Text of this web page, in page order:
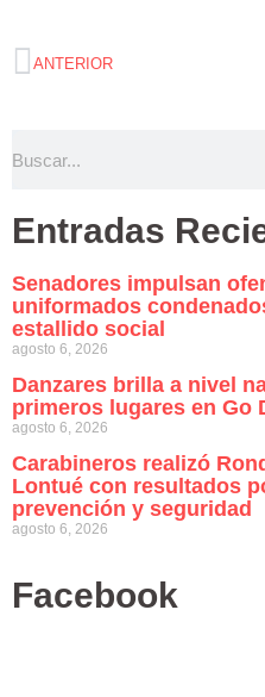
ANTERIOR
Entradas
Senadores impulsan
uniformados
estallido social
agosto 6, 2026
Danzares brilla a nivel
primeros lugares en Go
agosto 6, 2026
Carabineros realizó
Lontué con resultados
prevención y seguridad
agosto 6, 2026
Facebook